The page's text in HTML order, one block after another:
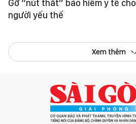
Gỡ “nút thắt” bảo hiểm y tế cho
người yếu thế
Xem thêm